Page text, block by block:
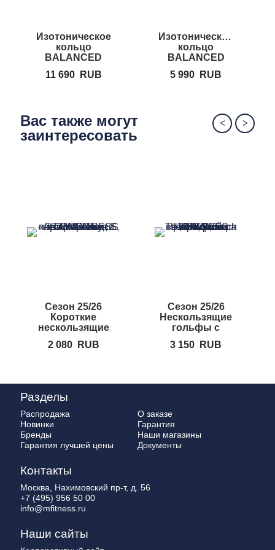
Изотоническое
кольцо
BALANCED
Toner
11 690 RUB
Изотоническое
кольцо
BALANCED
Mini Circle
5 990 RUB
Вас также могут
заинтересовать
Сезон 25/26
Короткие
нескользящие
Savvy
2 080 RUB
Сезон 25/26
Нескользящие
гольфы с
TOESOX
3 150 RUB
Разделы
Распродажа
Новинки
Бренды
Гарантия лучшей цены
О заказе
Гарантия
Наши магазины
Документы
Контакты
Москва, Нахимовский пр-т, д. 56
+7 (495) 956 50 00
info@mfitness.ru
Наши сайты